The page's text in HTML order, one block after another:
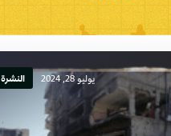
يوليو 28, 2024 النشرة